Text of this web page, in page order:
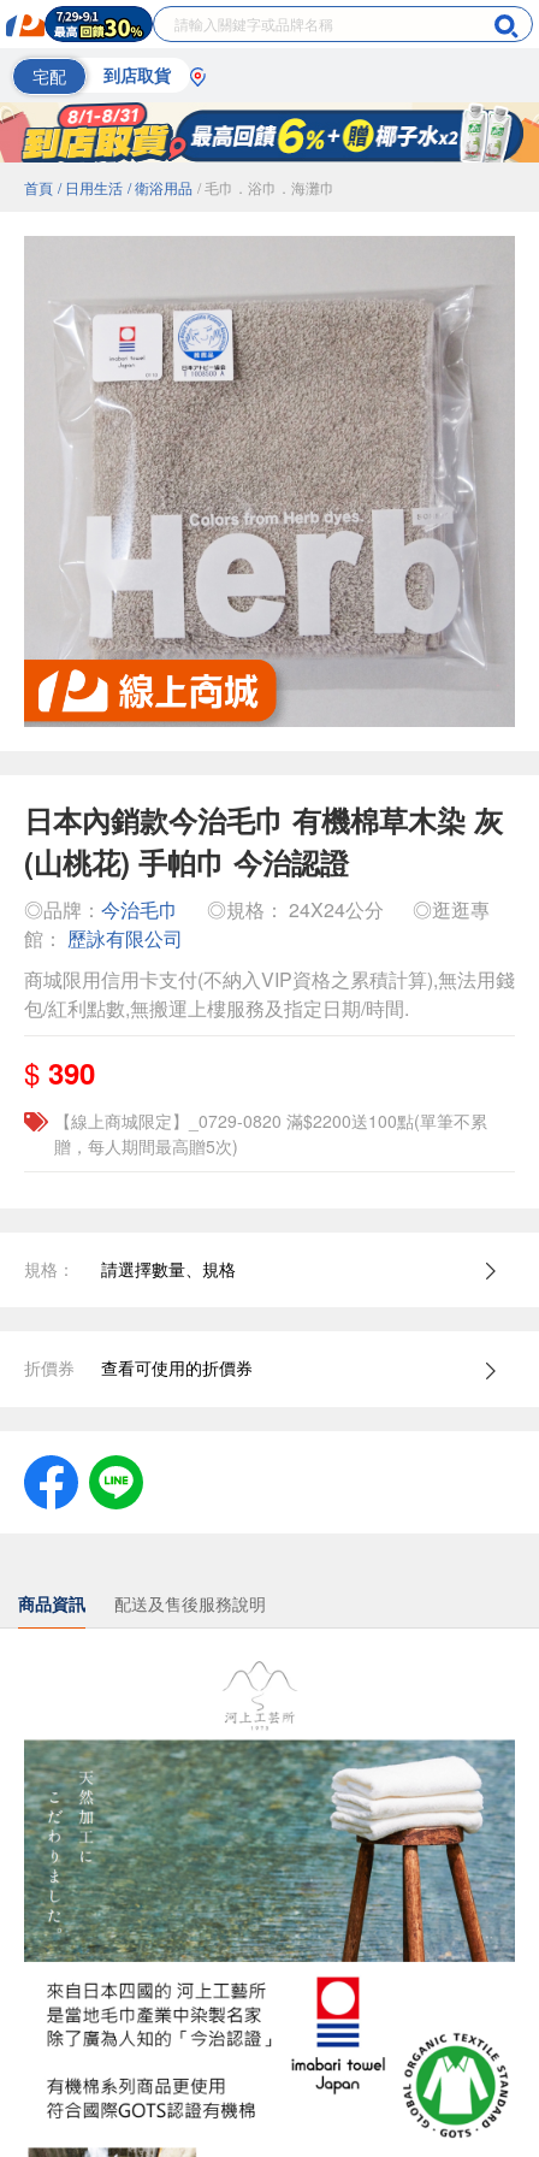
宅配 到店取貨
首頁 / 日用生活 / 衛浴用品 / 毛巾．浴巾．海灘巾
日本內銷款今治毛巾 有機棉草木染 灰
(山桃花) 手帕巾 今治認證
◎品牌： 今治毛巾 ◎規格： 24X24公分
◎逛逛專
館： 歷詠有限公司
商城限用信用卡支付(不納入VIP資格之累積計算),無法用錢
包/紅利點數,無搬運上樓服務及指定日期/時間.
$ 390
【線上商城限定】_0729-0820 滿$2200送100點(單筆不累
贈，每人期間最高贈5次)
規格： 請選擇數量、規格
折價券 查看可使用的折價券
商品資訊 配送及售後服務說明